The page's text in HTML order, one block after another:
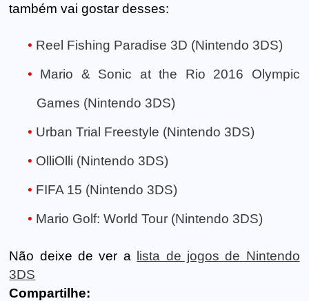
também vai gostar desses:
Reel Fishing Paradise 3D (Nintendo 3DS)
Mario & Sonic at the Rio 2016 Olympic
Games (Nintendo 3DS)
Urban Trial Freestyle (Nintendo 3DS)
OlliOlli (Nintendo 3DS)
FIFA 15 (Nintendo 3DS)
Mario Golf: World Tour (Nintendo 3DS)
Não deixe de ver a
lista de jogos de Nintendo
3DS
Compartilhe: